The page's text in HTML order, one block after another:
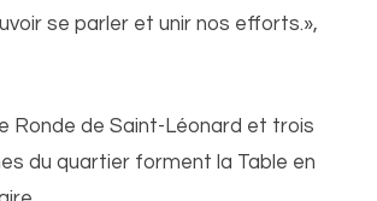
se parler et unir nos efforts.»,
Ronde de Saint-Léonard et trois
du quartier forment la Table en